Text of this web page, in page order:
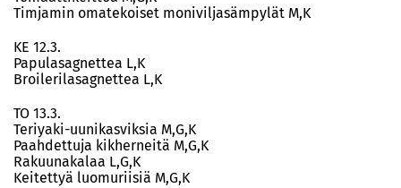
Timjamin omatekoiset moniviljasämpylät M,K
KE 12.3.
Papulasagnettea L,K
Broilerilasagnettea L,K
TO 13.3.
Teriyaki-uunikasviksia M,G,K
Paahdettuja kikherneitä M,G,K
Rakuunakalaa L,G,K
Keitettyä luomuriisiä M,G,K